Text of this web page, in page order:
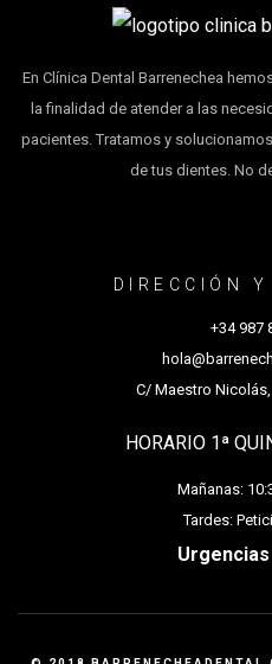
En Clínica Dental Barrenechea
la finalidad de atender a las
pacientes. Tratamos y
de tus dientes. No
DIRECCIÓN
+34 987
C/ Maestro Nicolás,
HORARIO 1ª
Mañanas:
Tardes: